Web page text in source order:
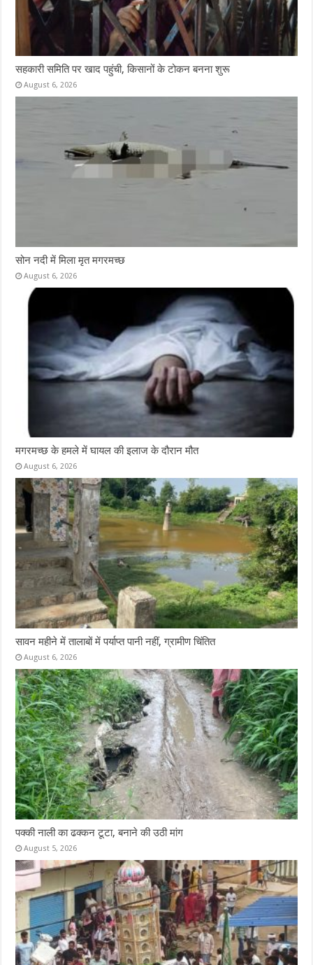
सहकारी समिति पर खाद पहुंची, किसानों के टोकन बनना शुरू
August 6, 2026
सोन नदी में मिला मृत मगरमच्छ
August 6, 2026
मगरमच्छ के हमले में घायल की इलाज के दौरान मौत
August 6, 2026
सावन महीने में तालाबों में पर्याप्त पानी नहीं, ग्रामीण चिंतित
August 6, 2026
पक्की नाली का ढक्कन टूटा, बनाने की उठी मांग
August 5, 2026